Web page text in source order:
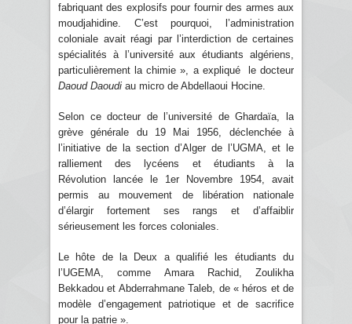
fabriquant des explosifs pour fournir des armes aux
moudjahidine. C’est pourquoi, l’administration
coloniale avait réagi par l’interdiction de certaines
spécialités à l’université aux étudiants algériens,
particulièrement la chimie », a expliqué le docteur
Daoud Daoudi au micro de Abdellaoui Hocine.
Selon ce docteur de l’université de Ghardaïa, la
grève générale du 19 Mai 1956, déclenchée à
l’initiative de la section d’Alger de l’UGMA, et le
ralliement des lycéens et étudiants à la
Révolution lancée le 1er Novembre 1954, avait
permis au mouvement de libération nationale
d’élargir fortement ses rangs et d’affaiblir
sérieusement les forces coloniales.
Le hôte de la Deux a qualifié les étudiants du
l’UGEMA, comme Amara Rachid, Zoulikha
Bekkadou et Abderrahmane Taleb, de « héros et de
modèle d’engagement patriotique et de sacrifice
pour la patrie ».